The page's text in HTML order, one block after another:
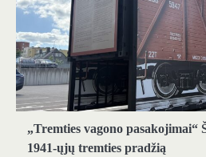
„Tremties vagono
1941-ųjų tremties pradžią